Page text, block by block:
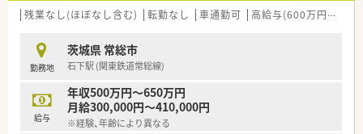
残業なし(ほぼなし含む) 転勤なし 車通勤可 高給与(600万円以上)
勤務地
茨城県 常総市
石下駅 (関東鉄道常総線)
給与
年収500万円～650万円
月給300,000円～410,000円
※経験、年齢により異なる